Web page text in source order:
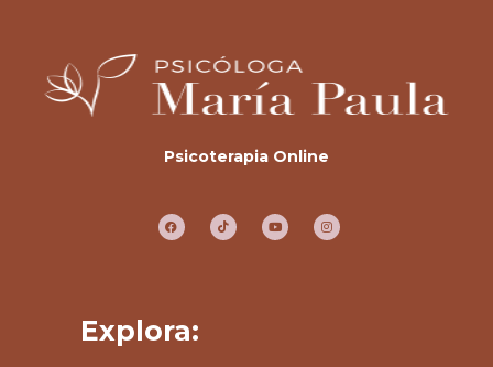
Psicoterapia Online
Explora: